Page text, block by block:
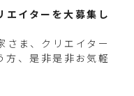
イターを大募集し
さま、クリエイター
方、是非是非お気軽